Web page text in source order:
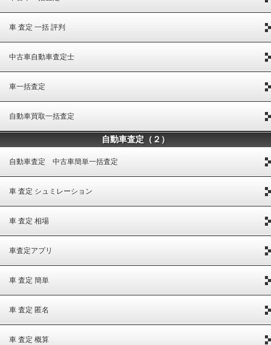
車 査定 一括 評判
中古車自動車査定士
車一括査定
自動車買取一括査定
自動車査定（２）
自動車査定 中古車簡単一括査定
車 査定 シュミレーション
車 査定 相場
車査定アプリ
車 査定 簡単
車 査定 匿名
車 査定 概算